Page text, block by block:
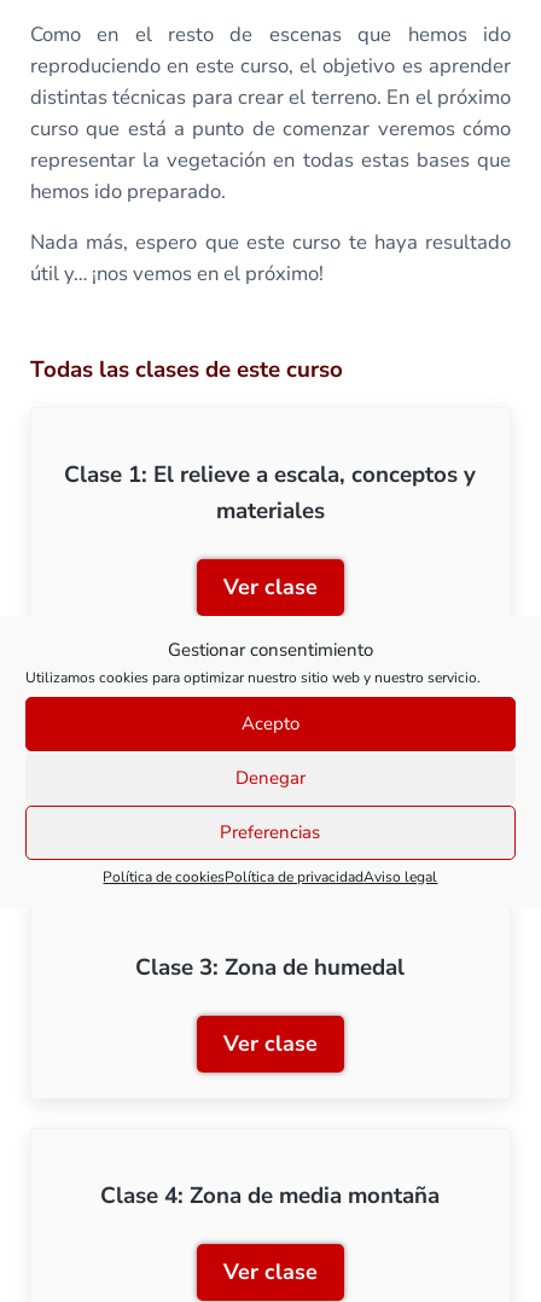
Gestionar consentimiento
Utilizamos cookies para optimizar nuestro sitio web y nuestro servicio.
Acepto
Denegar
Preferencias
Política de cookiesPolítica de privacidadAviso legal
Como en el resto de escenas que hemos ido
reproduciendo en este curso, el objetivo es aprender
distintas técnicas para crear el terreno. En el próximo
curso que está a punto de comenzar veremos cómo
representar la vegetación en todas estas bases que
hemos ido preparado.
Nada más, espero que este curso te haya resultado
útil y… ¡nos vemos en el próximo!
Todas las clases de este curso
Clase 1: El relieve a escala, conceptos y
materiales
Ver claseClase 1: El relieve a
Clase 2: Zona de llanura
Ver claseClase 2: Zona de llanura
Clase 3: Zona de humedal
Ver claseClase 3: Zona de humedal
Clase 4: Zona de media montaña
Ver claseClase 4: Zona de media